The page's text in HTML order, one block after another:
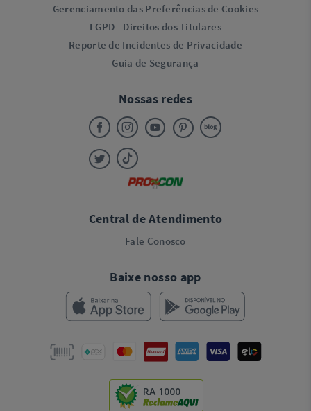
Gerenciamento das Preferências de Cookies
LGPD - Direitos dos Titulares
Reporte de Incidentes de Privacidade
Guia de Segurança
Nossas redes
Central de Atendimento
Fale Conosco
Baixe nosso app
RA 1000